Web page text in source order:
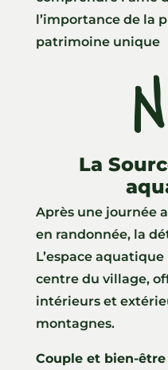
l’importance de la
patrimoine unique
La
Après une journée
en randonnée, la
L’espace
centre du village,
intérieurs et
montagnes.
Couple et bien-être